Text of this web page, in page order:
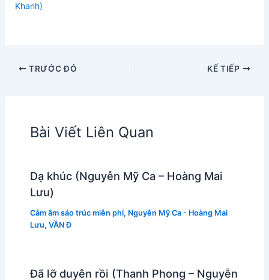
Khanh)
TRƯỚC ĐÓ KẾ TIẾP
Bài Viết Liên Quan
Dạ khúc (Nguyễn Mỹ Ca – Hoàng Mai
Lưu)
Cảm âm sáo trúc miễn phí, Nguyễn Mỹ Ca - Hoàng Mai
Lưu, VẦN Đ
Đã lỡ duyên rồi (Thanh Phong – Nguyễn